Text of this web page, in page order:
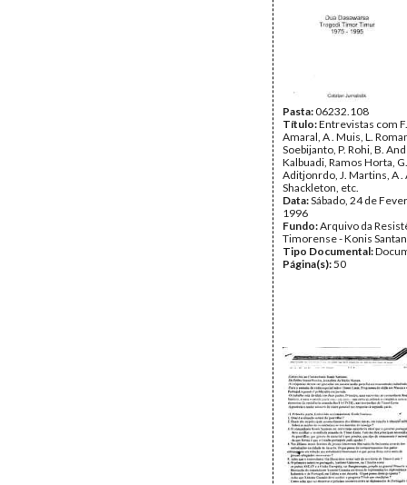
Pasta:06232.108
Título:Entrevistas com
Amaral, A . Muis, L.
Soebijanto, P. Rohi, B.
Kalbuadi, Ramos Horta, G.
Aditjonrdo, J. Martins, A .
Shackleton, etc.
Data:Sábado, 24 de
1996
Fundo:Arquivo da
Timorense - Konis
Tipo Documental:
Página(s):50